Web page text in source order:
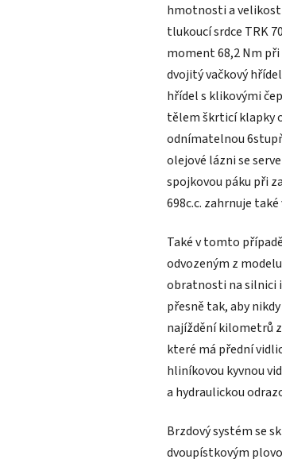
hmotnosti a
tlukoucí srdce TRK
moment 68,2 Nm
dvojitý vačkový
hřídel s klikovými
tělem škrticí klapky
odnímatelnou
olejové lázni se
spojkovou páku při
698c.c. zahrnuje
Také v tomto
odvozeným z
obratnosti na silnici
přesně tak, aby
najíždění kilometrů
které má přední
hliníkovou kyvnou
a hydraulickou
Brzdový systém se
dvoupístkovým